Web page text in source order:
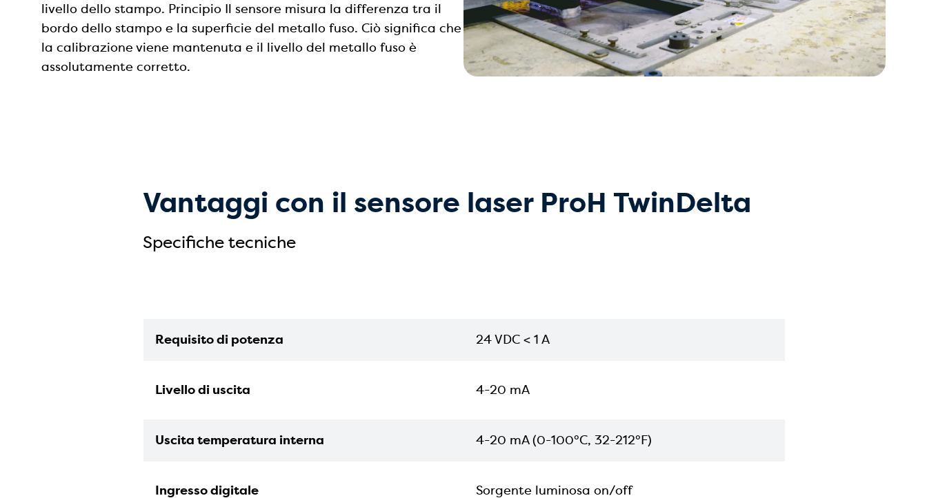
livello dello stampo. Principio Il sensore misura la differenza tra il
bordo dello stampo e la superficie del metallo fuso. Ciò significa che
la calibrazione viene mantenuta e il livello del metallo fuso è
assolutamente corretto.
Vantaggi con il sensore laser ProH TwinDelta
Specifiche tecniche
Requisito di potenza 24 VDC < 1 A
Livello di uscita 4-20 mA
Uscita temperatura interna 4-20 mA (0-100°C, 32-212°F)
Ingresso digitale Sorgente luminosa on/off